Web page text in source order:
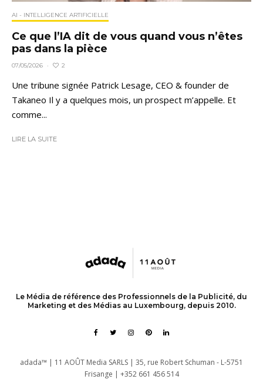
AI - INTELLIGENCE ARTIFICIELLE
Ce que l’IA dit de vous quand vous n’êtes
pas dans la pièce
07/05/2026 · 2
Une tribune signée Patrick Lesage, CEO & founder de
Takaneo Il y a quelques mois, un prospect m’appelle. Et
comme...
LIRE LA SUITE
Le Média de référence des Professionnels de la Publicité, du
Marketing et des Médias au Luxembourg, depuis 2010.
adada™ | 11 AOÛT Media SARLS | 35, rue Robert Schuman - L-5751
Frisange | +352 661 456 514